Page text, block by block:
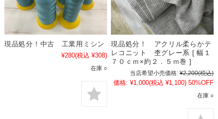
現品処分！中古 工業用ミシン
¥280(税込 ¥308)
在庫 ○
現品処分！ アクリル柔らかテ
レコニット 杢グレー系 [ 幅１
７０ｃｍ×約２．５ｍ巻 ]
当店希望小売価格: ¥2,200(税込)
価格: ¥1,000(税込 ¥1,100) 50%OFF
在庫 ○